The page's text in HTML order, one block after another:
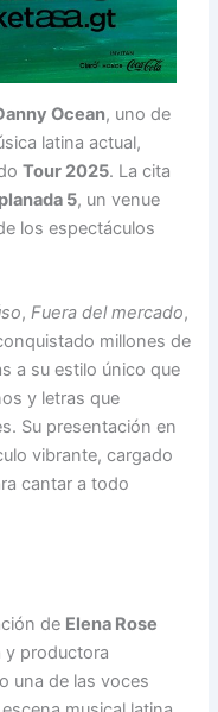
Ocean, uno de
latina actual,
Tour 2025. La cita
5, un venue
los espectáculos
,Fuera del mercado,
millones de
a su estilo único que
y letras que
Su presentación en
vibrante, cargado
cantar a todo
de Elena Rose
y productora
una de las voces